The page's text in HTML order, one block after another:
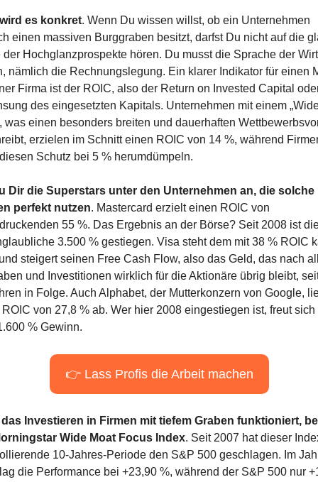
es konkret. Wenn Du wissen willst, ob ein Unternehmen
einen massiven Burggraben besitzt, darfst Du nicht auf die
der Hochglanzprospekte hören. Du musst die Sprache der
nämlich die Rechnungslegung. Ein klarer Indikator für einen
Firma ist der ROIC, also der Return on Invested Capital
des eingesetzten Kapitals. Unternehmen mit einem
was einen besonders breiten und dauerhaften
erzielen im Schnitt einen ROIC von 14 %, während
Schutz bei 5 % herumdümpeln.
Dir die Superstars unter den Unternehmen an, die solche
perfekt nutzen. Mastercard erzielt einen ROIC von
55 %. Das Ergebnis an der Börse? Seit 2008 ist
3.500 % gestiegen. Visa steht dem mit 38 % ROIC
steigert seinen Free Cash Flow, also das Geld, das nach
und Investitionen wirklich für die Aktionäre übrig bleibt,
in Folge. Auch Alphabet, der Mutterkonzern von Google,
von 27,8 % ab. Wer hier 2008 eingestiegen ist, freut sich
% Gewinn.
👉 Lass Profis die Arbeit machen
Investieren in Firmen mit tiefem Graben funktioniert,
Wide Moat Focus Index. Seit 2007 hat dieser
10-Jahres-Periode den S&P 500 geschlagen. Im
die Performance bei +23,90 %, während der S&P 500 nur